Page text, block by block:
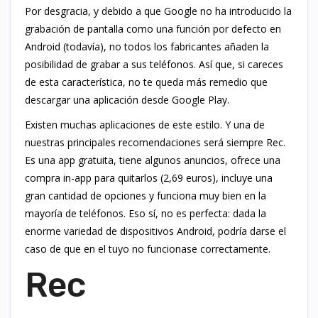
Por desgracia, y debido a que Google no ha introducido la
grabación de pantalla como una función por defecto en
Android (todavía), no todos los fabricantes añaden la
posibilidad de grabar a sus teléfonos. Así que, si careces
de esta característica, no te queda más remedio que
descargar una aplicación desde Google Play.
Existen muchas aplicaciones de este estilo. Y una de
nuestras principales recomendaciones será siempre Rec.
Es una app gratuita, tiene algunos anuncios, ofrece una
compra in-app para quitarlos (2,69 euros), incluye una
gran cantidad de opciones y funciona muy bien en la
mayoría de teléfonos. Eso sí, no es perfecta: dada la
enorme variedad de dispositivos Android, podría darse el
caso de que en el tuyo no funcionase correctamente.
Rec